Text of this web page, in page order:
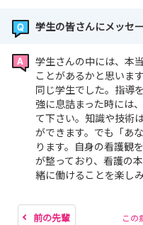
学生の皆さんにメッセ
学生さんの中には、本
ことがあるかと思いま
同じ学生でした。指導
強に息詰まった時には
て下さい。知識や技術
ができます。でも「あ
ります。自身の看護観
が整っており、看護の
緒に働けることを楽し
前の先輩 この